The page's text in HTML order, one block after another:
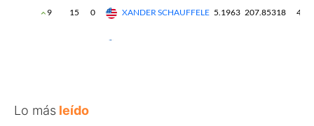
Lo más leído